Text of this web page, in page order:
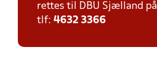
rettes til DBU Sjælland på
tlf: 4632 3366